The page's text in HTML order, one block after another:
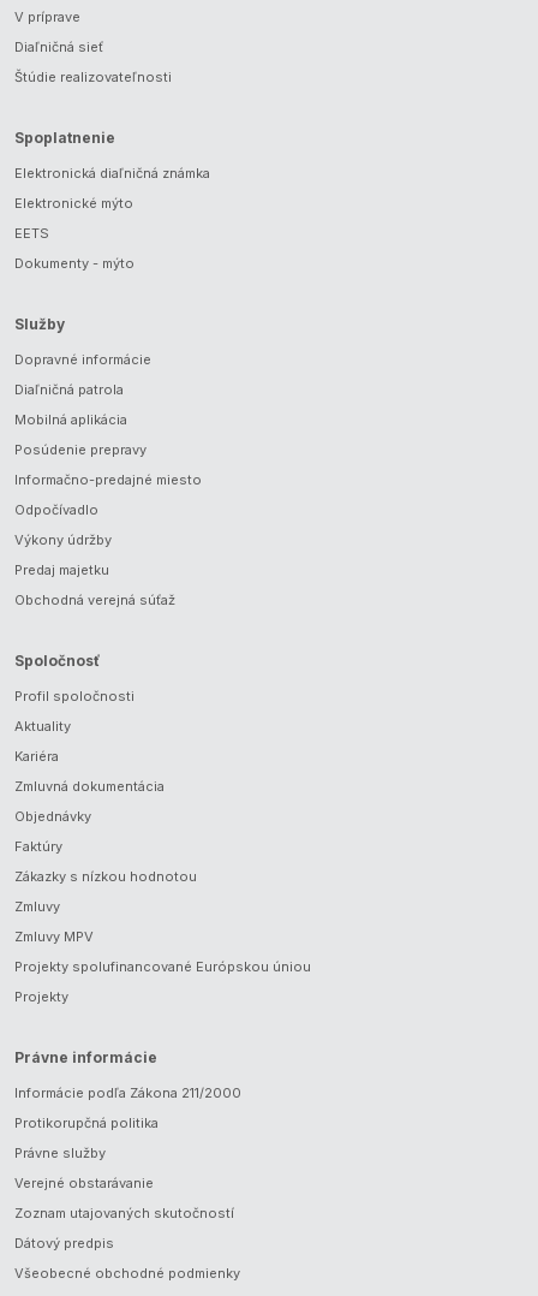
V príprave
Diaľničná sieť
Štúdie realizovateľnosti
Spoplatnenie
Elektronická diaľničná známka
Elektronické mýto
EETS
Dokumenty - mýto
Služby
Dopravné informácie
Diaľničná patrola
Mobilná aplikácia
Posúdenie prepravy
Informačno-predajné miesto
Odpočívadlo
Výkony údržby
Predaj majetku
Obchodná verejná súťaž
Spoločnosť
Profil spoločnosti
Aktuality
Kariéra
Zmluvná dokumentácia
Objednávky
Faktúry
Zákazky s nízkou hodnotou
Zmluvy
Zmluvy MPV
Projekty spolufinancované Európskou úniou
Projekty
Právne informácie
Informácie podľa Zákona 211/2000
Protikorupčná politika
Právne služby
Verejné obstarávanie
Zoznam utajovaných skutočností
Dátový predpis
Všeobecné obchodné podmienky